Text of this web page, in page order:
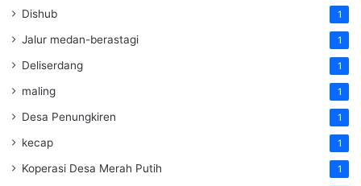
Dishub 1
Jalur medan-berastagi 1
Deliserdang 1
maling 1
Desa Penungkiren 1
kecap 1
Koperasi Desa Merah Putih 1